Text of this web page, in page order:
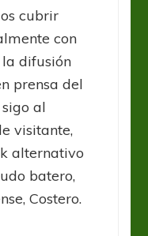
cubrir
con
difusión
prensa del
al
visitante,
alternativo
batero,
Costero.